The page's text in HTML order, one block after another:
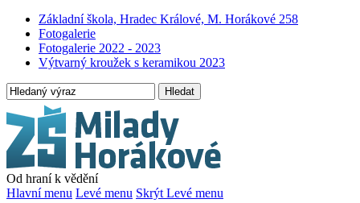
Základní škola, Hradec Králové, M. Horákové 258
Fotogalerie
Fotogalerie 2022 - 2023
Výtvarný kroužek s keramikou 2023
Hledat
Od hraní k vědění
Hlavní menu Levé menu Skrýt Levé menu